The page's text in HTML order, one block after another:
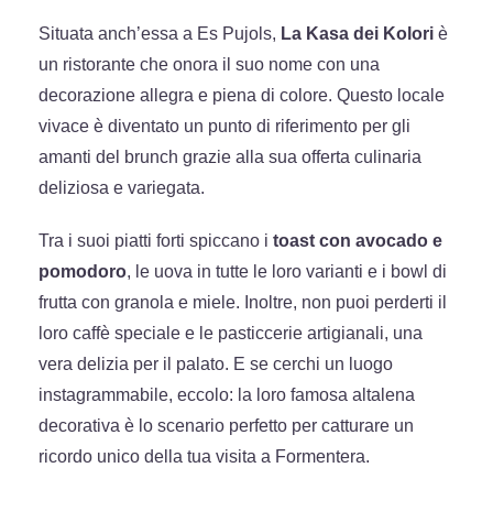
Situata anch’essa a Es Pujols, La Kasa dei Kolori è
un ristorante che onora il suo nome con una
decorazione allegra e piena di colore. Questo locale
vivace è diventato un punto di riferimento per gli
amanti del brunch grazie alla sua offerta culinaria
deliziosa e variegata.
Tra i suoi piatti forti spiccano i toast con avocado e
pomodoro, le uova in tutte le loro varianti e i bowl di
frutta con granola e miele. Inoltre, non puoi perderti il
loro caffè speciale e le pasticcerie artigianali, una
vera delizia per il palato. E se cerchi un luogo
instagrammabile, eccolo: la loro famosa altalena
decorativa è lo scenario perfetto per catturare un
ricordo unico della tua visita a Formentera.